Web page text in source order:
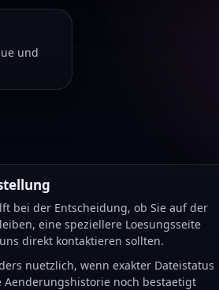
und
bei der Entscheidung, ob Sie auf der
eine speziellere Loesungsseite
direkt kontaktieren sollten.
nuetzlich, wenn exakter Dateistatus
Aenderungshistorie noch bestaetigt